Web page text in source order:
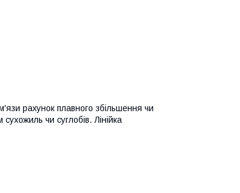
рахунок плавного збільшення чи
чи суглобів. Лінійка